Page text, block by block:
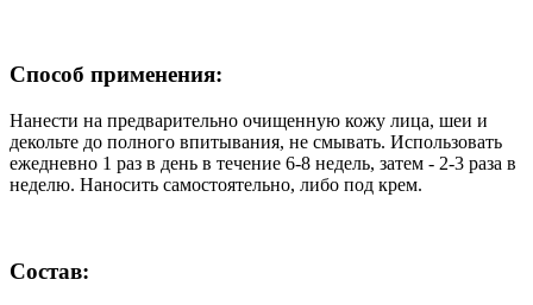
Способ применения:
Нанести на предварительно очищенную кожу лица, шеи и
декольте до полного впитывания, не смывать. Использовать
ежедневно 1 раз в день в течение 6-8 недель, затем - 2-3 раза в
неделю. Наносить самостоятельно, либо под крем.
Состав: